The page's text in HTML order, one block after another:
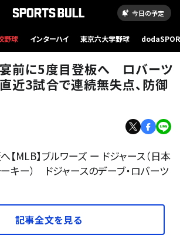
今日の予定
野球 インターハイ 東京六大学野球
ブ・ロバーツ監督【写真：小谷真弥】
前に5度目登板へ ロバーツ
近3試合で連続無失点、防御
MLB】ブルワーズ ー ドジャース（日本
キー） ドジャースのデーブ・ロバーツ
記事全文を見る